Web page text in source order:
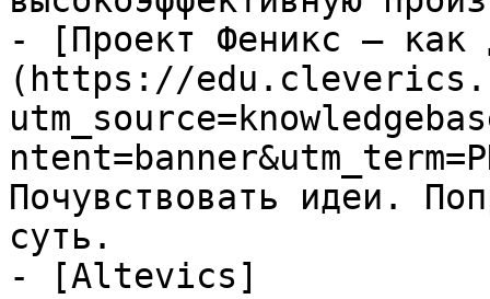
- [Проект Феникс – как
(https://
Почувствовать идеи.
суть.
- [Altevics]